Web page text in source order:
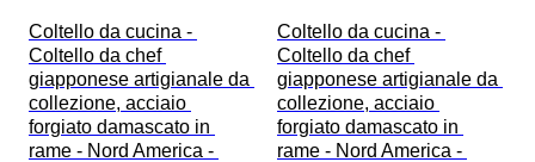
Coltello da cucina -
Coltello da chef
giapponese artigianale da
collezione, acciaio
forgiato damascato in
rame - Nord America -
Coltello da cucina -
Coltello da chef
giapponese artigianale da
collezione, acciaio
forgiato damascato in
rame - Nord America -